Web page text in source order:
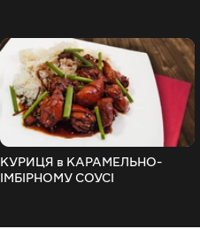
КУРИЦЯ в КАРАМЕЛЬНО-
ІМБІРНОМУ СОУСІ